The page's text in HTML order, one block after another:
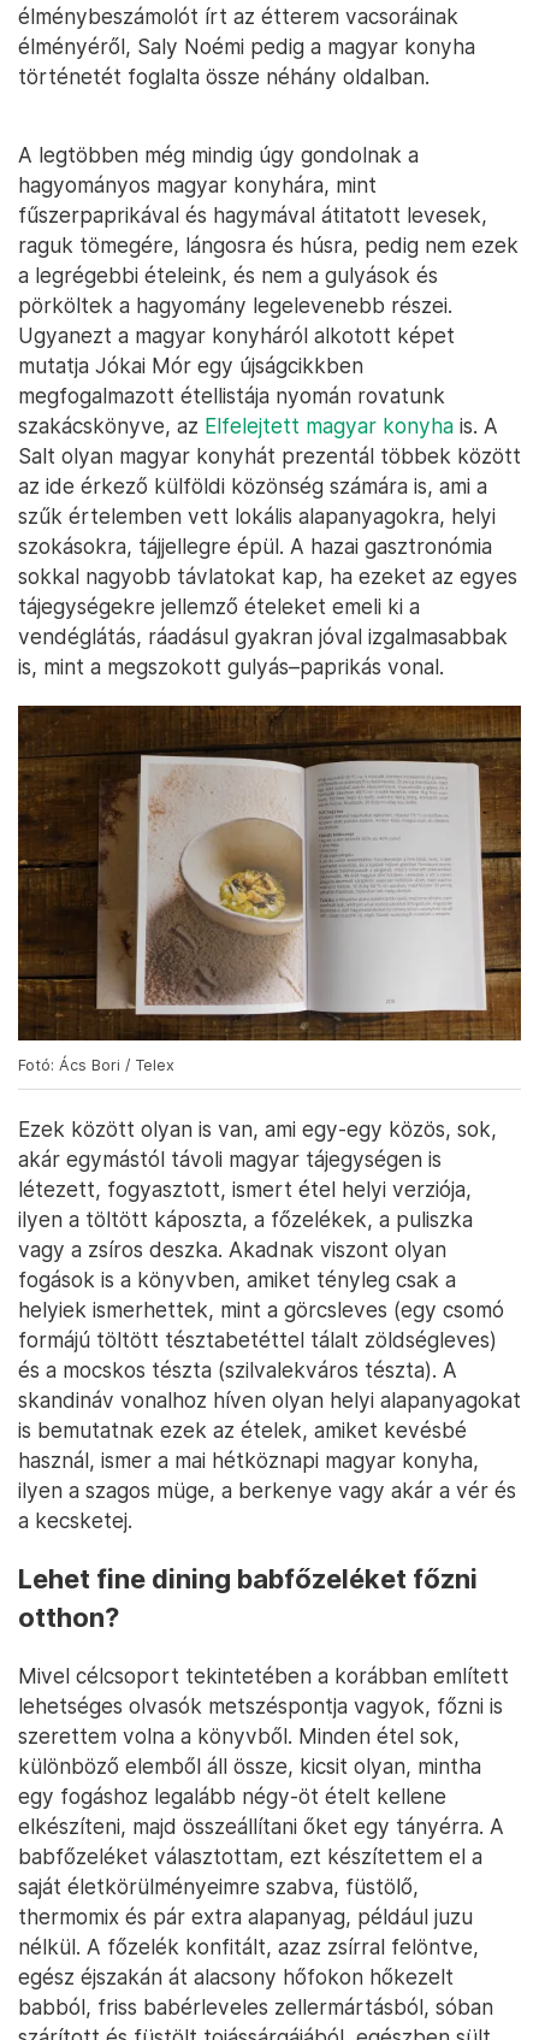
élménybeszámolót írt az étterem vacsoráinak
élményéről, Saly Noémi pedig a magyar konyha
történetét foglalta össze néhány oldalban.
A legtöbben még mindig úgy gondolnak a
hagyományos magyar konyhára, mint
fűszerpaprikával és hagymával átitatott levesek,
raguk tömegére, lángosra és húsra, pedig nem ezek
a legrégebbi ételeink, és nem a gulyások és
pörköltek a hagyomány legelevenebb részei.
Ugyanezt a magyar konyháról alkotott képet
mutatja Jókai Mór egy újságcikkben
megfogalmazott étellistája nyomán rovatunk
szakácskönyve, az Elfelejtett magyar konyha is. A
Salt olyan magyar konyhát prezentál többek között
az ide érkező külföldi közönség számára is, ami a
szűk értelemben vett lokális alapanyagokra, helyi
szokásokra, tájjellegre épül. A hazai gasztronómia
sokkal nagyobb távlatokat kap, ha ezeket az egyes
tájegységekre jellemző ételeket emeli ki a
vendéglátás, ráadásul gyakran jóval izgalmasabbak
is, mint a megszokott gulyás–paprikás vonal.
Fotó: Ács Bori / Telex
Ezek között olyan is van, ami egy-egy közös, sok,
akár egymástól távoli magyar tájegységen is
létezett, fogyasztott, ismert étel helyi verziója,
ilyen a töltött káposzta, a főzelékek, a puliszka
vagy a zsíros deszka. Akadnak viszont olyan
fogások is a könyvben, amiket tényleg csak a
helyiek ismerhettek, mint a görcsleves (egy csomó
formájú töltött tésztabetéttel tálalt zöldségleves)
és a mocskos tészta (szilvalekváros tészta). A
skandináv vonalhoz híven olyan helyi alapanyagokat
is bemutatnak ezek az ételek, amiket kevésbé
használ, ismer a mai hétköznapi magyar konyha,
ilyen a szagos müge, a berkenye vagy akár a vér és
a kecsketej.
Lehet fine dining babfőzeléket főzni
otthon?
Mivel célcsoport tekintetében a korábban említett
lehetséges olvasók metszéspontja vagyok, főzni is
szerettem volna a könyvből. Minden étel sok,
különböző elemből áll össze, kicsit olyan, mintha
egy fogáshoz legalább négy-öt ételt kellene
elkészíteni, majd összeállítani őket egy tányérra. A
babfőzeléket választottam, ezt készítettem el a
saját életkörülményeimre szabva, füstölő,
thermomix és pár extra alapanyag, például juzu
nélkül. A főzelék konfitált, azaz zsírral felöntve,
egész éjszakán át alacsony hőfokon hőkezelt
babból, friss babérleveles zellermártásból, sóban